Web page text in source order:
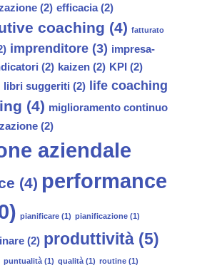
(2) efficacia(2)
coaching (4) fatturato
imprenditore (3) impresa-
(2) kaizen (2) KPI (2)
libri suggeriti (2) life coaching
(4) miglioramento continuo
(2)
aziendale
(4) performance
pianificare (1) pianificazione (1)
(2) produttività (5)
puntualità (1) qualità (1) routine (1)